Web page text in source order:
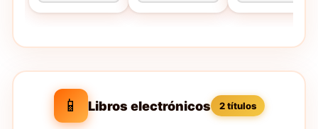
📱 Libros electrónicos 2 títulos